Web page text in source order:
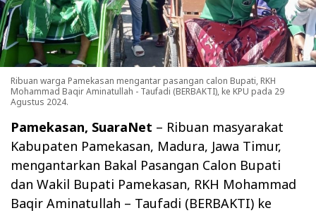
Ribuan warga Pamekasan mengantar pasangan calon Bupati, RKH
Mohammad Baqir Aminatullah - Taufadi (BERBAKTI), ke KPU pada 29
Agustus 2024.
Pamekasan, SuaraNet – Ribuan masyarakat
Kabupaten Pamekasan, Madura, Jawa Timur,
mengantarkan Bakal Pasangan Calon Bupati
dan Wakil Bupati Pamekasan, RKH Mohammad
Baqir Aminatullah – Taufadi (BERBAKTI) ke